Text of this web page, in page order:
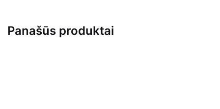
Panašūs produktai